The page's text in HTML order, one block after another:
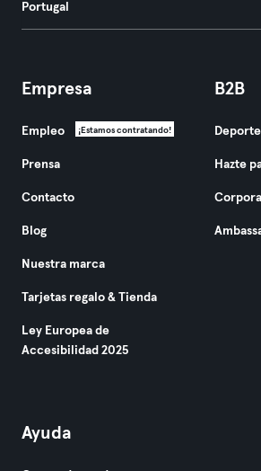
Portugal
Empresa
Empleo ¡Estamos contratando!
Prensa
Contacto
Blog
Nuestra marca
Tarjetas regalo & Tienda
Ley Europea de
Accesibilidad 2025
B2B
Hazte
Ayuda